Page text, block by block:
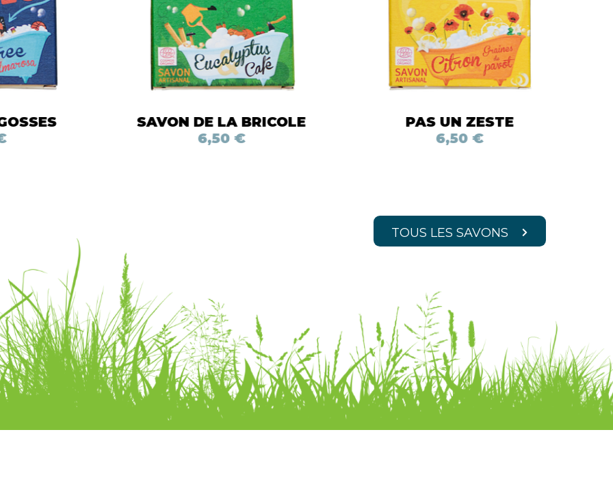
SAVON DE LA BRICOLE
6,50 €
PAS UN ZESTE
6,50 €
TOUS LES SAVONS